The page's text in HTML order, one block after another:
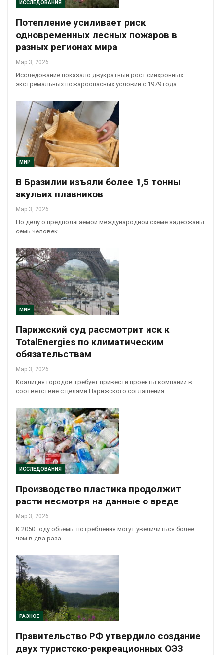
ИССЛЕДОВАНИЯ
Потепление усиливает риск
одновременных лесных пожаров в
разных регионах мира
Мар 3, 2026
Исследование показало двукратный рост синхронных
экстремальных пожароопасных условий с 1979 года
МИР
В Бразилии изъяли более 1,5 тонны
акульих плавников
Мар 3, 2026
По делу о предполагаемой международной схеме задержаны
семь человек
МИР
Парижский суд рассмотрит иск к
TotalEnergies по климатическим
обязательствам
Мар 3, 2026
Коалиция городов требует привести проекты компании в
соответствие с целями Парижского соглашения
ИССЛЕДОВАНИЯ
Производство пластика продолжит
расти несмотря на данные о вреде
Мар 3, 2026
К 2050 году объёмы потребления могут увеличиться более
чем в два раза
РАЗНОЕ
Правительство РФ утвердило создание
двух туристско-рекреационных ОЭЗ